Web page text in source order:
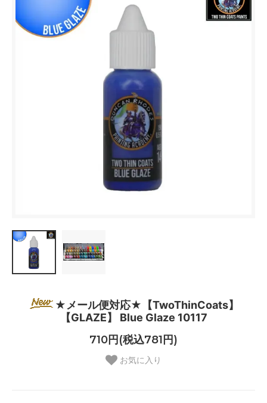
★メール便対応★【TwoThinCoats】
【GLAZE】 Blue Glaze 10117
710円(税込781円)
お気に入り